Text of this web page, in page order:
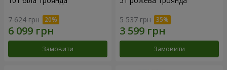
7 624 грн
Замовити
5 537 грн
Замовити